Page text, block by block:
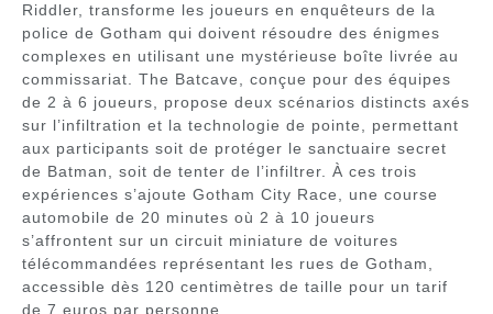
Riddler, transforme les joueurs en enquêteurs de la
police de Gotham qui doivent résoudre des énigmes
complexes en utilisant une mystérieuse boîte livrée au
commissariat. The Batcave, conçue pour des équipes
de 2 à 6 joueurs, propose deux scénarios distincts axés
sur l’infiltration et la technologie de pointe, permettant
aux participants soit de protéger le sanctuaire secret
de Batman, soit de tenter de l’infiltrer. À ces trois
expériences s’ajoute Gotham City Race, une course
automobile de 20 minutes où 2 à 10 joueurs
s’affrontent sur un circuit miniature de voitures
télécommandées représentant les rues de Gotham,
accessible dès 120 centimètres de taille pour un tarif
de 7 euros par personne.